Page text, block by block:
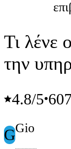
Τι λένε
την
4.8/5•
GGio